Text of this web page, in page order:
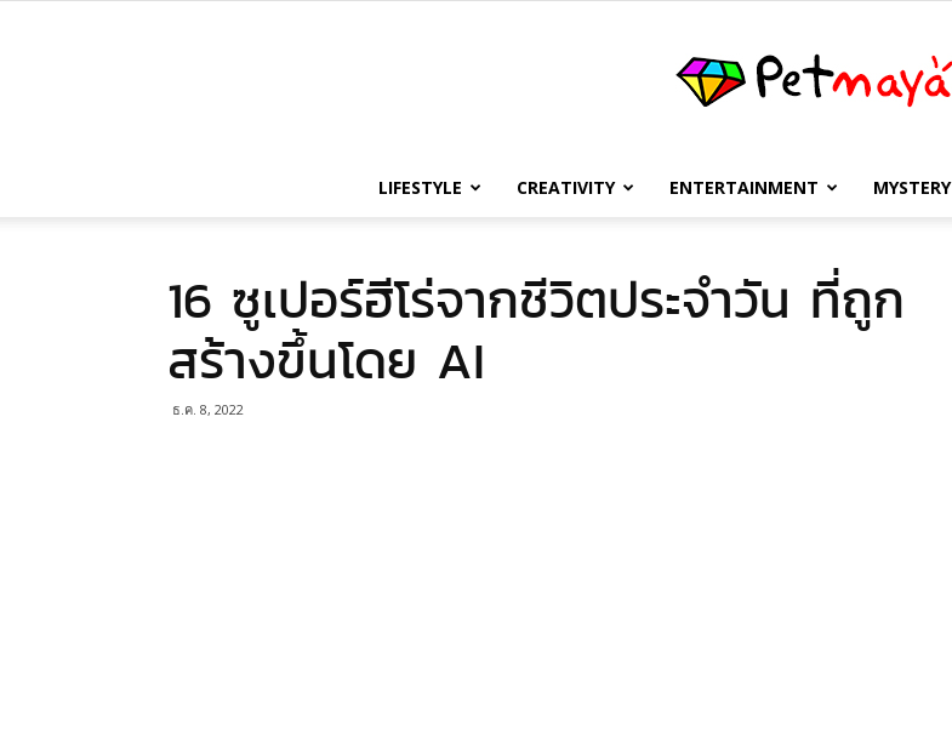
เพชร
LIFESTYLE CREATIVITY ENTERTAINMENT MYSTERY
16 ซูเปอร์ฮีโร่จากชีวิตประจำวัน ที่ถูก
สร้างขึ้นโดย AI
ธ.ค. 8, 2022